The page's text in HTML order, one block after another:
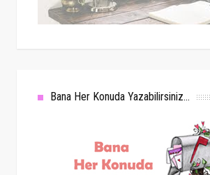
Bana Her Konuda Yazabilirsiniz...